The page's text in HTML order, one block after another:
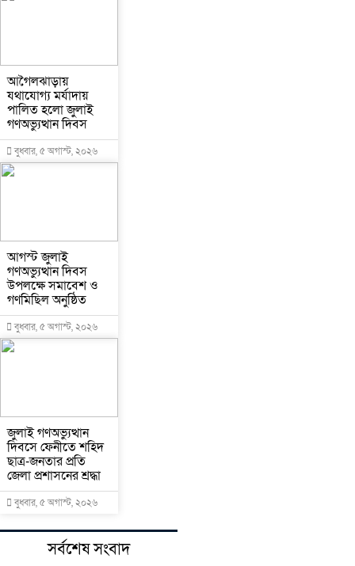
আগৈলঝাড়ায়
যথাযোগ্য মর্যাদায়
পালিত হলো জুলাই
গণঅভ্যুত্থান দিবস
বুধবার, ৫ অগাস্ট, ২০২৬
আগস্ট জুলাই
গণঅভ্যুত্থান দিবস
উপলক্ষে সমাবেশ ও
গণমিছিল অনুষ্ঠিত
বুধবার, ৫ অগাস্ট, ২০২৬
জুলাই গণঅভ্যুত্থান
দিবসে ফেনীতে শহিদ
ছাত্র-জনতার প্রতি
জেলা প্রশাসনের শ্রদ্ধা
বুধবার, ৫ অগাস্ট, ২০২৬
সর্বশেষ সংবাদ